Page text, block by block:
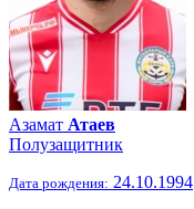
Азамат Атаев
Полузащитник
Дата рождения: 24.10.1994